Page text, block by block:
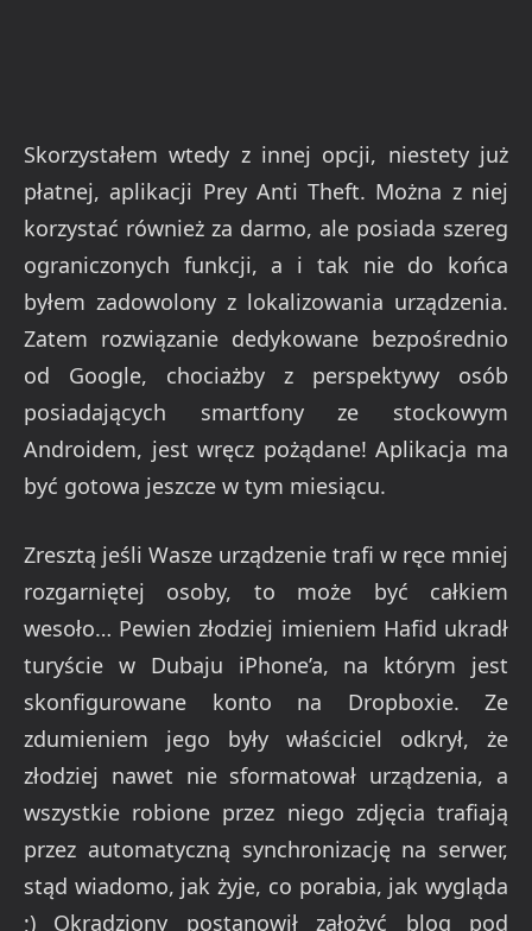
Skorzystałem wtedy z innej opcji, niestety już
płatnej, aplikacji Prey Anti Theft. Można z niej
korzystać również za darmo, ale posiada szereg
ograniczonych funkcji, a i tak nie do końca
byłem zadowolony z lokalizowania urządzenia.
Zatem rozwiązanie dedykowane bezpośrednio
od Google, chociażby z perspektywy osób
posiadających smartfony ze stockowym
Androidem, jest wręcz pożądane! Aplikacja ma
być gotowa jeszcze w tym miesiącu.
Zresztą jeśli Wasze urządzenie trafi w ręce mniej
rozgarniętej osoby, to może być całkiem
wesoło… Pewien złodziej imieniem Hafid ukradł
turyście w Dubaju iPhone’a, na którym jest
skonfigurowane konto na Dropboxie. Ze
zdumieniem jego były właściciel odkrył, że
złodziej nawet nie sformatował urządzenia, a
wszystkie robione przez niego zdjęcia trafiają
przez automatyczną synchronizację na serwer,
stąd wiadomo, jak żyje, co porabia, jak wygląda
;) Okradziony postanowił założyć blog pod